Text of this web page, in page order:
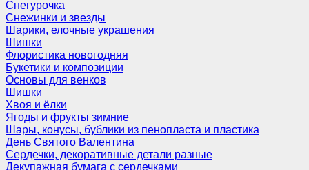
Снегурочка
Снежинки и звезды
Шарики, елочные украшения
Шишки
Флористика новогодняя
Букетики и композиции
Основы для венков
Шишки
Хвоя и ёлки
Ягоды и фрукты зимние
Шары, конусы, бублики из пенопласта и пластика
День Святого Валентина
Сердечки, декоративные детали разные
Декупажная бумага с сердечками